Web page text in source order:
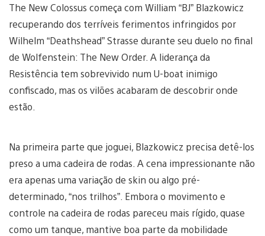
The New Colossus começa com William “BJ” Blazkowicz
recuperando dos terríveis ferimentos infringidos por
Wilhelm “Deathshead” Strasse durante seu duelo no final
de Wolfenstein: The New Order. A liderança da
Resistência tem sobrevivido num U-boat inimigo
confiscado, mas os vilões acabaram de descobrir onde
estão.
Na primeira parte que joguei, Blazkowicz precisa detê-los
preso a uma cadeira de rodas. A cena impressionante não
era apenas uma variação de skin ou algo pré-
determinado, “nos trilhos”. Embora o movimento e
controle na cadeira de rodas pareceu mais rígido, quase
como um tanque, mantive boa parte da mobilidade